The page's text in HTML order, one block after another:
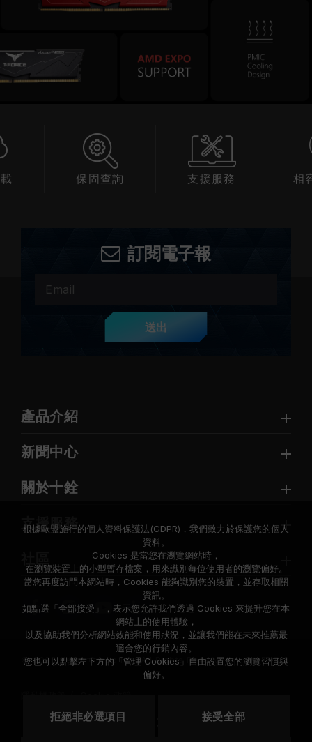
保固查詢 支援服務 相
訂閱電子報
送出
產品介紹
新聞中心
關於十銓
支援服務
© 2026 Team Group Inc. All Rights Reserved.
美國
根據歐盟施行的個人資料保護法(GDPR)，我們致力於保護您的個人
資料。
Cookies 是當您在瀏覽網站時，
在瀏覽裝置上的小型暫存檔案，用來識別每位使用者的瀏覽偏好。
當您再度訪問本網站時，Cookies 能夠識別您的裝置，並存取相關
資訊。
如點選「全部接受」，表示您允許我們透過 Cookies 來提升您在本
網站上的使用體驗，
以及協助我們分析網站效能和使用狀況，並讓我們能在未來推薦最
適合您的行銷內容。
您也可以點擊左下方的「管理 Cookies」自由設置您的瀏覽習慣與
偏好。
拒絕非必選項目 接受全部